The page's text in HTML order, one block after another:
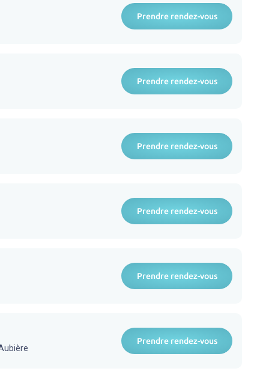
Prendre rendez-vous
Prendre rendez-vous
Prendre rendez-vous
Prendre rendez-vous
Prendre rendez-vous
Prendre rendez-vous